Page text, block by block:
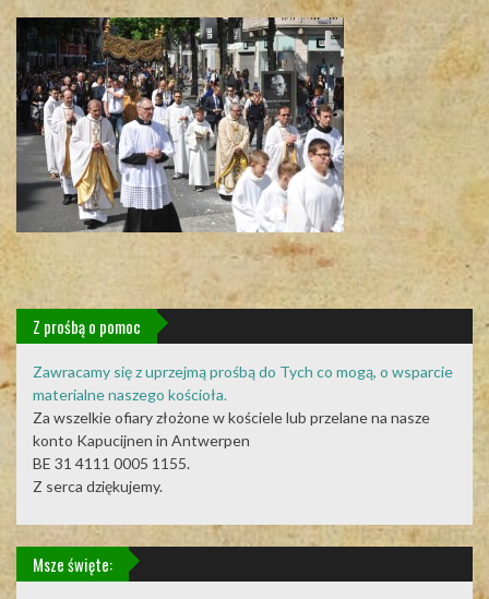
Z prośbą o pomoc
Zawracamy się z uprzejmą prośbą do Tych co mogą, o wsparcie
materialne naszego kościoła.
Za wszelkie ofiary złożone w kościele lub przelane na nasze
konto Kapucijnen in Antwerpen
BE 31 4111 0005 1155.
Z serca dziękujemy.
Msze święte: